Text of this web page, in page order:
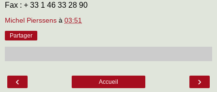
Fax : + 33 1 46 33 28 90
Michel Pierssens à 03:51
Partager
‹ ›
Accueil